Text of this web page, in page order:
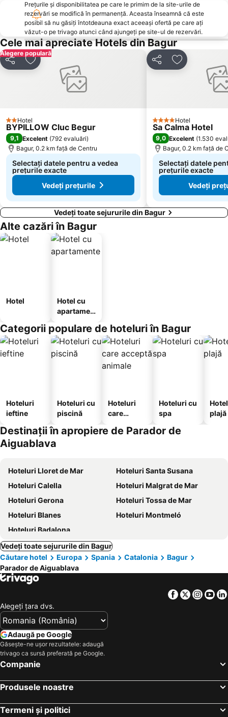
Prețurile și disponibilitatea pe care le primim de la site-urile de
rezervări se modifică în permanență. Aceasta înseamnă că este
posibil să nu găsiți întotdeauna exact aceeași ofertă pe care ați
văzut-o pe trivago atunci când ajungeți pe site-ul de rezervări.
Cele mai apreciate Hotels din Bagur
Alegere populară
DistribuițiAdăugaţi la favorite
2 Stele
Hotel
BYPILLOW Cluc Begur
9,1 Excelent (792 evaluări)
Bagur, 0.2 km faţă de Centru
Selectați datele pentru a vedea
prețurile exacte
Vedeți prețurile
DistribuițiAdăugaţi la
4 SteleHotel
Sa Calma Hotel
9,0 Excelent (1.530
Bagur, 0.2 km faţă de
Selectați datele
prețurile exacte
Vedeți
Vedeți toate sejururile din Bagur
Alte cazări în Bagur
Hotel
Hotel cu
apartamen
Categorii populare de hoteluri în Bagur
Hoteluri
ieftine
Hoteluri cu
piscină
Hoteluri
care
animale
Hoteluri cu
spa
plajă
Destinații în apropiere de Parador de
Aiguablava
Hoteluri Lloret de Mar
Hoteluri Santa Susana
Hoteluri Calella
Hoteluri Malgrat de Mar
Hoteluri Gerona
Hoteluri Tossa de Mar
Hoteluri Blanes
Hoteluri Montmeló
Hoteluri Badalona
Vedeți toate sejururile din Bagur
Căutare hotel
Europa Spania Catalonia
Bagur
Parador de Aiguablava
Facebook
Twitter
Alegeţi ţara dvs.
Adaugă pe Google
Găsește-ne ușor rezultatele: adaugă
trivago ca sursă preferată pe Google.
Companie
Produsele noastre
Termeni și politici